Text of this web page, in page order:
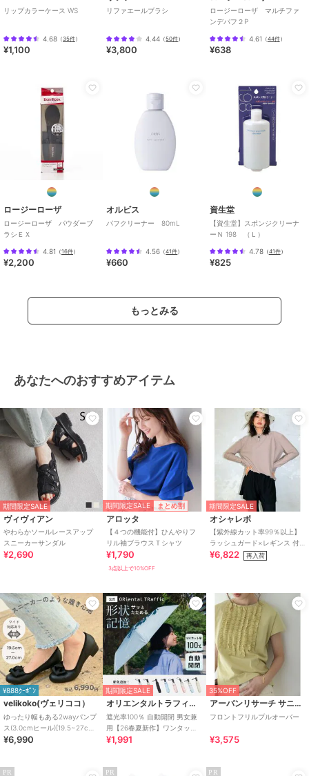
リップカラーケース WS
4.68 （35件）
¥1,100
リファエールブラシ
4.44 （50件）
¥3,800
ロージーローザ マルチファ
ンデパフ２P
4.61 （44件）
¥638
ロージーローザ
ロージーローザ パウダーブ
ラシＥＸ
4.81 （16件）
¥2,200
オルビス
パフクリーナー 80mL
4.56 （41件）
¥660
資生堂
【資生堂】スポンジクリーナ
ーＮ 198 （Ｌ）
4.78（41件）
¥825
もっとみる
あなたへのおすすめアイテム
期間限定SALE
ヴィヴィアン
やわらかソールレースアップ
スニーカーサンダル
¥2,690
期間限定SALE まとめ割
アロッタ
【４つの機能付】ひんやりフ
リル袖ブラウスＴシャツ
¥1,790
3点以上で10%OFF
期間限定SALE
オシャレボ
【紫外線カット率99％以上】
ラッシュガード×レギンス 付
き タンキニ
¥6,822 再入荷
¥888ｸｰﾎﾟﾝ
velikoko(ヴェリココ）
ゆったり幅もある2wayパンプ
ス(3.0cmヒール)[19.5~27cm]
ラクチンきれいシューズ
¥6,990
期間限定SALE
オリエンタルトラフィック
遮光率100％ 自動開閉 男女兼
用【26春夏新作】ワンタッチ
晴雨兼用 折りたたみ傘 /G-
¥1,991
35%OFF
アーバンリサーチ サニーレーベル
フロントフリルプルオーバー
¥3,575
PR PR PR